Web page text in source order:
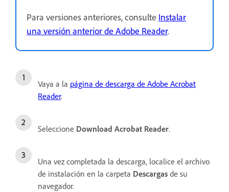
Para versiones anteriores, consulte Instalar
una versión anterior de Adobe Reader.
Vaya a la página de descarga de Adobe Acrobat
Reader.
Seleccione Download Acrobat Reader.
Una vez completada la descarga, localice el archivo
de instalación en la carpeta Descargas de su
navegador.